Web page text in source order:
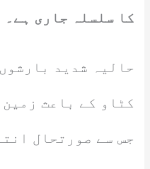
کا سلسلہ جاری ہے۔
حالیہ شدید
کٹاو کے باعث
جس سے صورتحال